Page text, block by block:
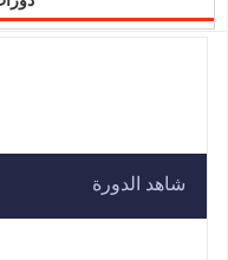
شاهد الدورة